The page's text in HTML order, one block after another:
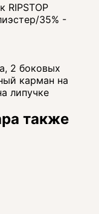
RIPSTOP
35% -
2 боковых
карман на
липучке
также